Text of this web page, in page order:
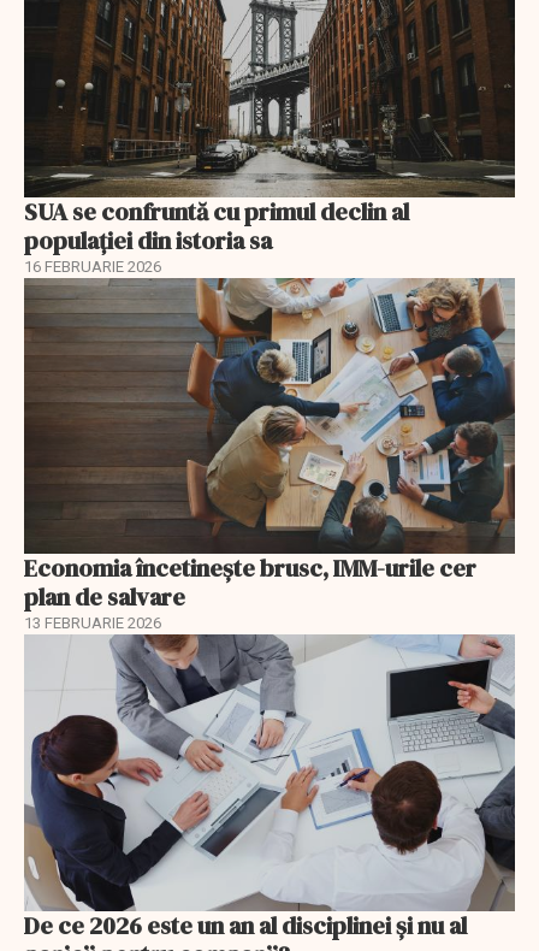
SUA se confruntă cu primul declin al
populației din istoria sa
16 FEBRUARIE 2026
Economia încetinește brusc, IMM-urile cer
plan de salvare
13 FEBRUARIE 2026
De ce 2026 este un an al disciplinei și nu al